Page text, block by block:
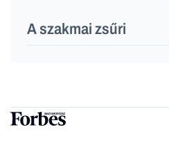
A szakmai zsűri